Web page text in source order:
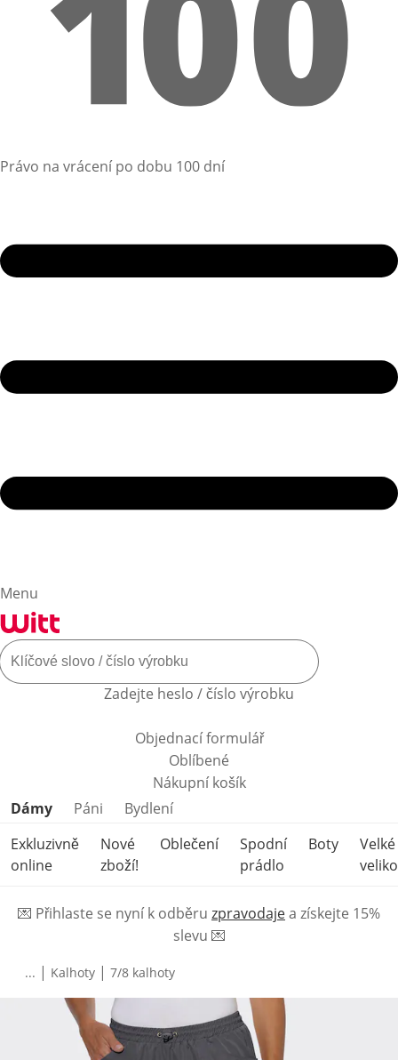
Právo na vrácení po dobu 100 dní
Menu
Zadejte heslo / číslo výrobku
Objednací formulář
Oblíbené
Nákupní košík
Přeskočit kategorie produktů
Dámy Páni
Bydlení
Exkluzivně
online
Nové
zboží!
Oblečení
Spodní
prádlo
Boty
Velké
💌 Přihlaste se nyní k odběru zpravodajea získejte 15%
slevu 💌
... | Kalhoty | 7/8 kalhoty